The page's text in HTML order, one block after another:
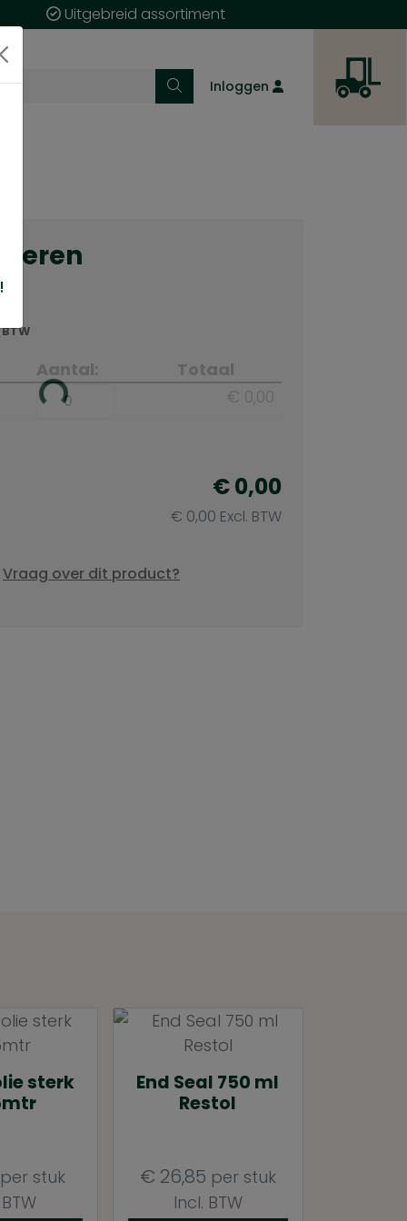
Uitgebreid assortiment
Inloggen
Aantal:
Totaal
€ 0,00
€ 0,00
€ 0,00 Excl. BTW
Vraag over dit product?
sterk
per stuk
End Seal 750 ml
Restol
€ 26,85 per stuk
Incl. BTW